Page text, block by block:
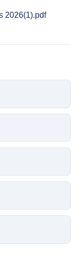
2026(1).pdf